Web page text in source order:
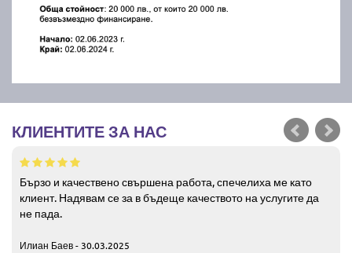
КЛИЕНТИТЕ ЗА НАС
Бързо и качествено свършена работа, спечелиха ме като
клиент. Надявам се за в бъдеще качеството на услугите да
не пада.
Илиан Баев - 30.03.2025